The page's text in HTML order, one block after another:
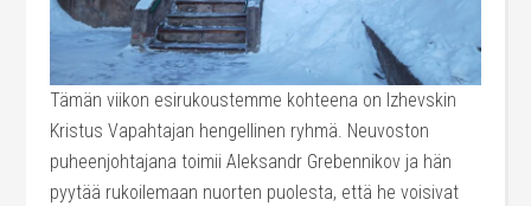
Tämän viikon esirukoustemme kohteena on Izhevskin
Kristus Vapahtajan hengellinen ryhmä. Neuvoston
puheenjohtajana toimii Aleksandr Grebennikov ja hän
pyytää rukoilemaan nuorten puolesta, että he voisivat